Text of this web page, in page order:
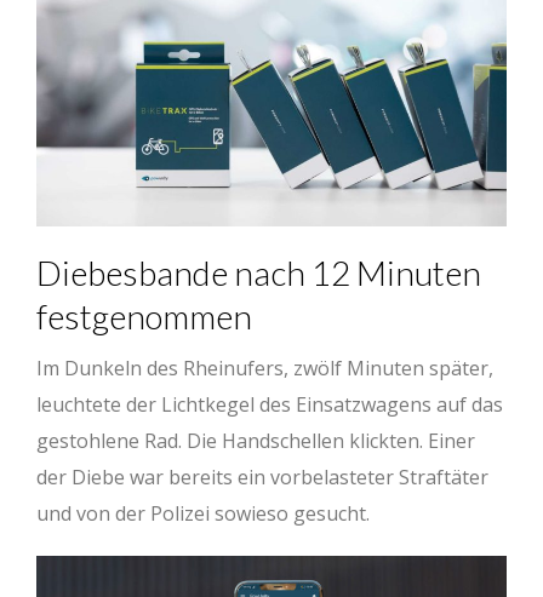
Diebesbande nach 12 Minuten
festgenommen
Im Dunkeln des Rheinufers, zwölf Minuten später,
leuchtete der Lichtkegel des Einsatzwagens auf das
gestohlene Rad. Die Handschellen klickten. Einer
der Diebe war bereits ein vorbelasteter Straftäter
und von der Polizei sowieso gesucht.